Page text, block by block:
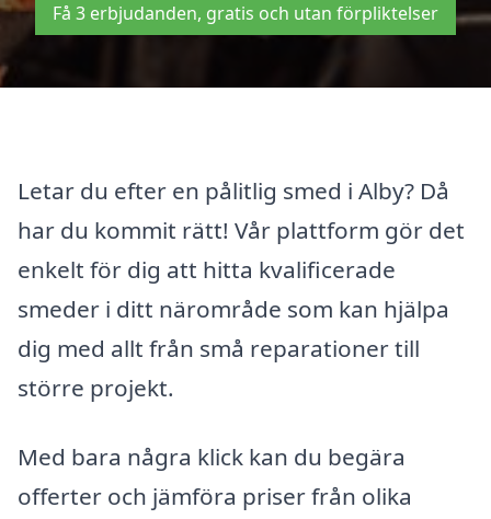
Få 3 erbjudanden, gratis och utan förpliktelser
Letar du efter en pålitlig smed i Alby? Då
har du kommit rätt! Vår plattform gör det
enkelt för dig att hitta kvalificerade
smeder i ditt närområde som kan hjälpa
dig med allt från små reparationer till
större projekt.
Med bara några klick kan du begära
offerter och jämföra priser från olika